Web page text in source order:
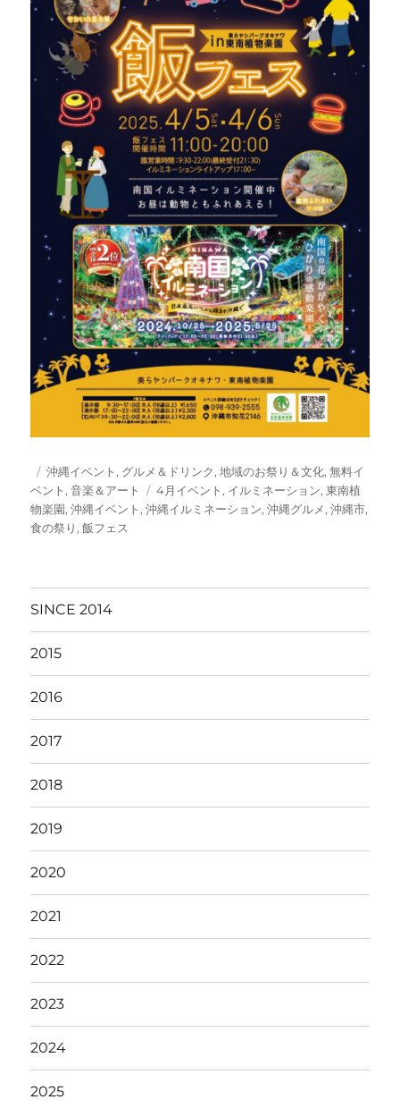
投
稿
日:
カ
テ
ゴ
リ
沖縄イベント , グルメ＆ドリンク,地域のお祭り＆文化,無料イ
ベント ,音楽＆アート
タ
グ
4月イベント , イルミネーション,東南植
物楽園,沖縄イベント ,沖縄イルミネーション,沖縄グルメ,沖縄市,
食の祭り ,飯フェス
SINCE 2014
2015
2016
2017
2018
2019
2020
2021
2022
2023
2024
2025